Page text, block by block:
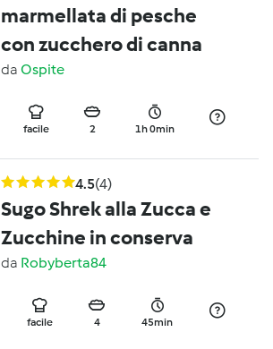
marmellata di pesche
con zucchero di canna
da Ospite
facile 2 1h 0min
4.5(4)
Sugo Shrek alla Zucca e
Zucchine in conserva
da Robyberta84
facile 4 45min